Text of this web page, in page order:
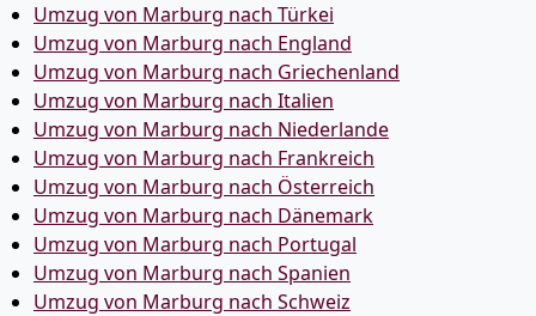
Umzug von Marburg nach Türkei
Umzug von Marburg nach England
Umzug von Marburg nach Griechenland
Umzug von Marburg nach Italien
Umzug von Marburg nach Niederlande
Umzug von Marburg nach Frankreich
Umzug von Marburg nach Österreich
Umzug von Marburg nach Dänemark
Umzug von Marburg nach Portugal
Umzug von Marburg nach Spanien
Umzug von Marburg nach Schweiz